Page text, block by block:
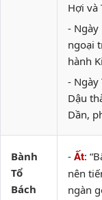
Hợi và
- Ngày
ngoại
hành
- Ngày
Dậu
Dần,
Bành
Tổ
Bách
- Ất:
nên
ngàn